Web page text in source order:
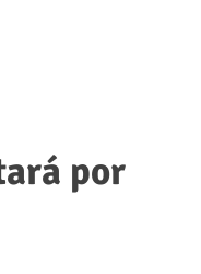
por